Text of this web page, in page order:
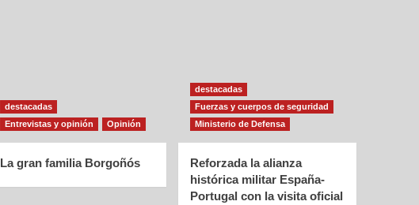
destacadas
Entrevistas y opinión
Opinión
La gran familia Borgoñós
destacadas
Fuerzas y cuerpos de seguridad
Ministerio de Defensa
Reforzada la alianza
histórica militar España-
Portugal con la visita oficial